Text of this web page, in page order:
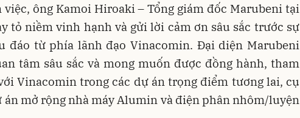
việc, ông Kamoi Hiroaki – Tổng giám đốc Marubeni tại
tỏ niềm vinh hạnh và gửi lời cảm ơn sâu sắc trước sự
đáo từ phía lãnh đạo Vinacomin. Đại diện Marubeni
tâm sâu sắc và mong muốn được đồng hành, tham
Vinacomin trong các dự án trọng điểm tương lai, cụ
án mở rộng nhà máy Alumin và điện phân nhôm/luyện